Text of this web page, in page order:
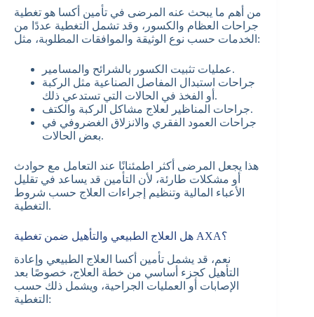
من أهم ما يبحث عنه المرضى في تأمين أكسا هو تغطية
جراحات العظام والكسور، وقد تشمل التغطية عددًا من
الخدمات حسب نوع الوثيقة والموافقات المطلوبة، مثل:
عمليات تثبيت الكسور بالشرائح والمسامير.
جراحات استبدال المفاصل الصناعية مثل الركبة
أو الفخذ في الحالات التي تستدعي ذلك.
جراحات المناظير لعلاج مشاكل الركبة والكتف.
جراحات العمود الفقري والانزلاق الغضروفي في
بعض الحالات.
هذا يجعل المرضى أكثر اطمئنانًا عند التعامل مع حوادث
أو مشكلات طارئة، لأن التأمين قد يساعد في تقليل
الأعباء المالية وتنظيم إجراءات العلاج حسب شروط
التغطية.
هل العلاج الطبيعي والتأهيل ضمن تغطية AXA؟
نعم، قد يشمل تأمين أكسا العلاج الطبيعي وإعادة
التأهيل كجزء أساسي من خطة العلاج، خصوصًا بعد
الإصابات أو العمليات الجراحية، ويشمل ذلك حسب
التغطية: